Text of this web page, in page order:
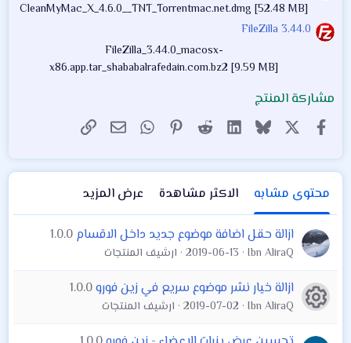
CleanMyMac_X_4.6.0__TNT_Torrentmac.net.dmg [52.48 MB]
FileZilla 3.44.0
FileZilla_3.44.0_macosx-
x86.app.tar_shababalrafedain.com.bz2 [9.59 MB]
مشاركة المنتج
فيسبوك Bluesky
LinkedIn
Reddit
Pinterest
WhatsAppالبريد الإلكتروني
الرابط
محتوى مشابه الاكثر مشاهدة عرض المزيد
ازالة حقل اضافة موضوع جديد داخل الاقسام 1.0.0
Ibn AliraQ
2019-06-13 ارشيف المنتجات
أيقونة المنتج
ازالة خيار نشر موضوع سريع في زين فورو1.0.0
Ibn AliraQ
2019-07-02 ارشيف المنتجات